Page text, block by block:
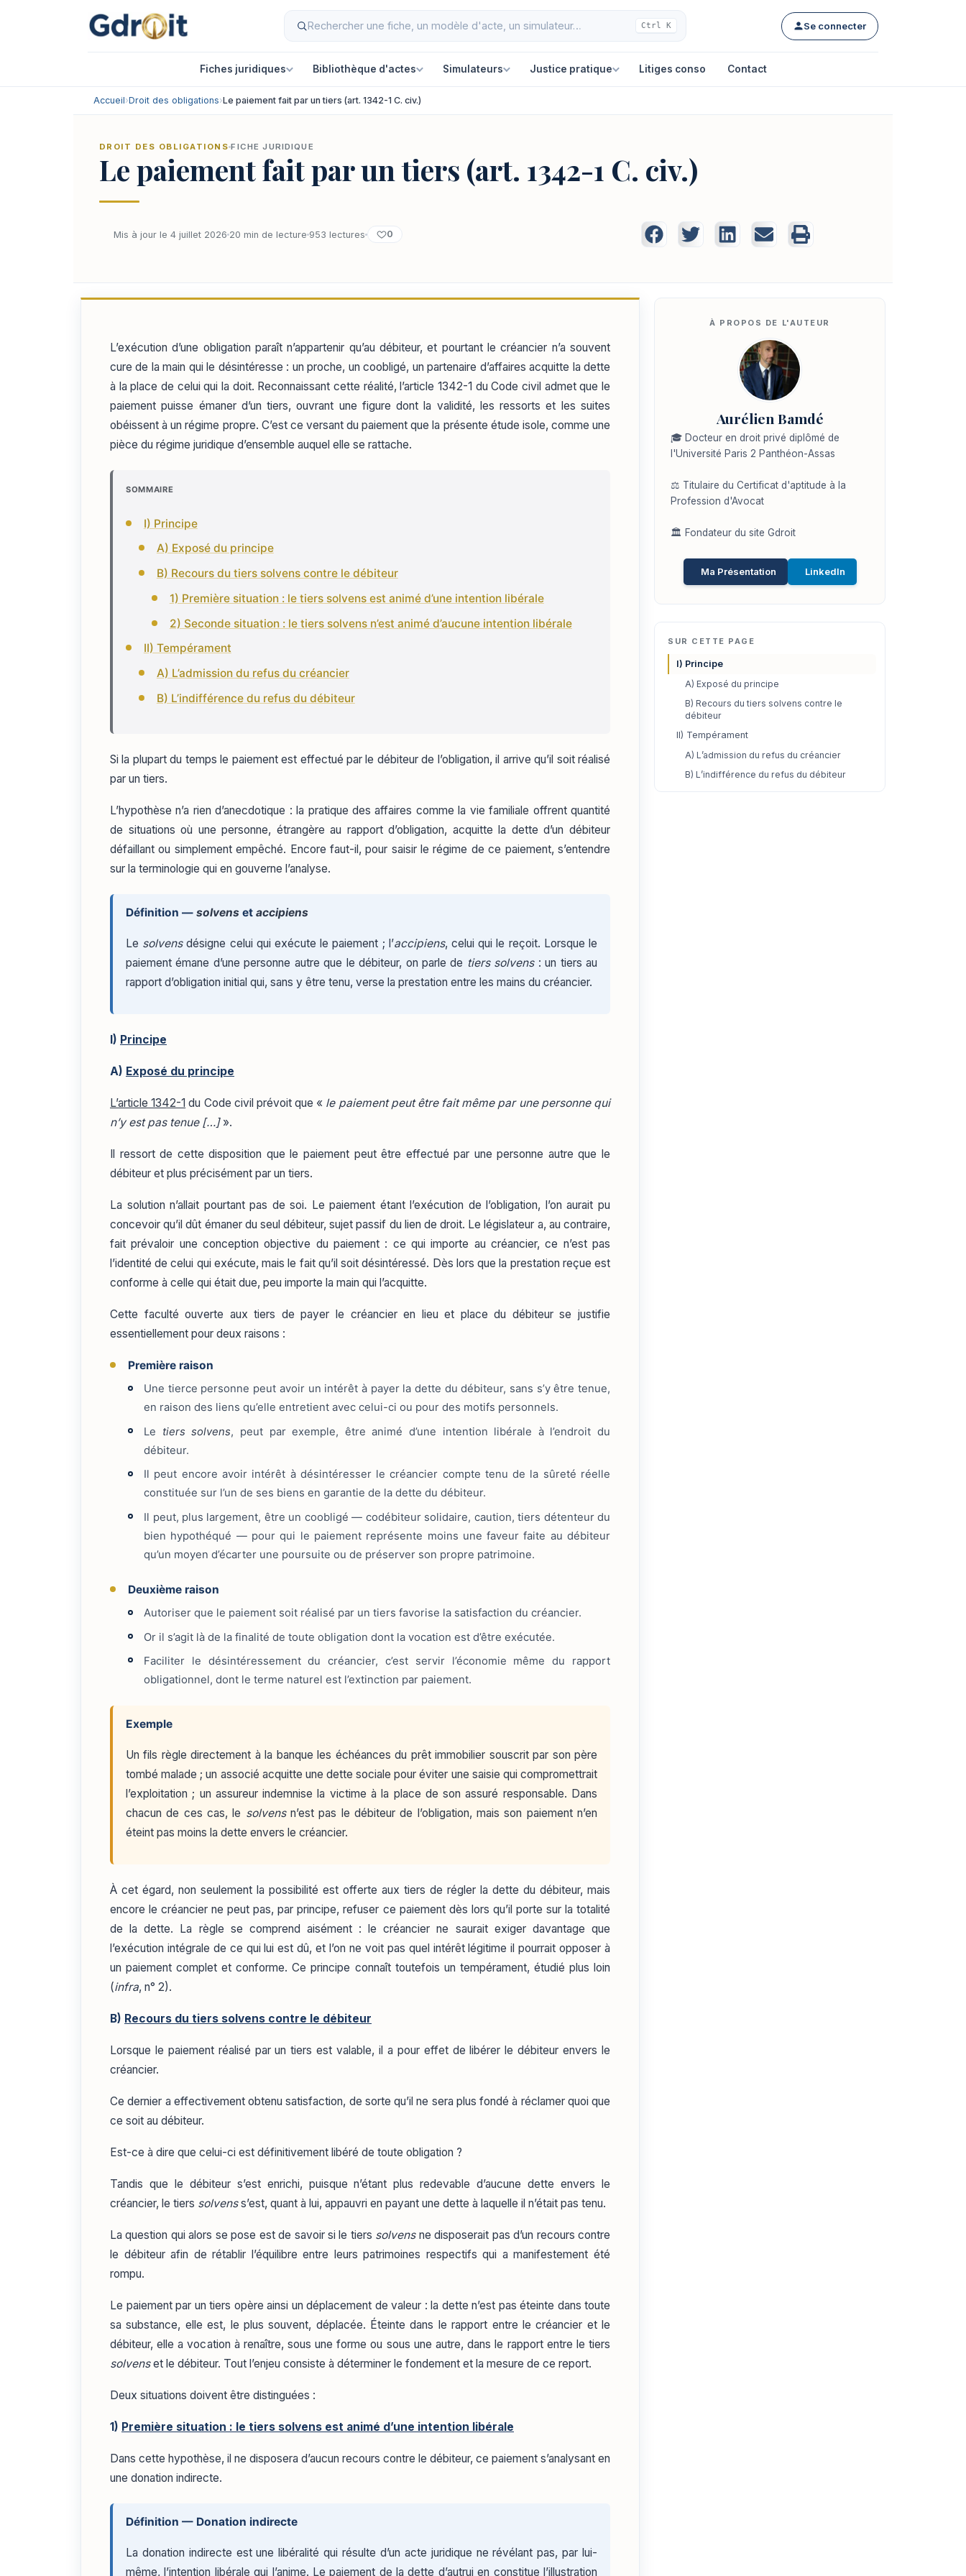
Ctrl K Se connecter
Fiches juridiques Bibliothèque d'actes Simulateurs Justice pratique Litiges conso Contact
Accueil›Droit des obligations›Le paiement fait par un tiers (art. 1342-1 C. civ.)
DROIT DES OBLIGATIONS FICHE JURIDIQUE
Le paiement fait par un tiers (art. 1342-1 C. civ.)
Mis à jour le 4 juillet 2026 20 min de lecture 953 lectures 0
L’exécution d’une obligation paraît n’appartenir qu’au débiteur, et pourtant le créancier n’a souvent
cure de la main qui le désintéresse : un proche, un coobligé, un partenaire d’affaires acquitte la dette
à la place de celui qui la doit. Reconnaissant cette réalité, l’article 1342-1 du Code civil admet que le
paiement puisse émaner d’un tiers, ouvrant une figure dont la validité, les ressorts et les suites
obéissent à un régime propre. C’est ce versant du paiement que la présente étude isole, comme une
pièce du régime juridique d’ensemble auquel elle se rattache.
SOMMAIRE
I) Principe
A) Exposé du principe
B) Recours du tiers solvens contre le débiteur
1) Première situation : le tiers solvens est animé d’une intention libérale
2) Seconde situation : le tiers solvens n’est animé d’aucune intention libérale
II) Tempérament
A) L’admission du refus du créancier
B) L’indifférence du refus du débiteur
Si la plupart du temps le paiement est effectué par le débiteur de l’obligation, il arrive qu’il soit réalisé
par un tiers.
L’hypothèse n’a rien d’anecdotique : la pratique des affaires comme la vie familiale offrent quantité
de situations où une personne, étrangère au rapport d’obligation, acquitte la dette d’un débiteur
défaillant ou simplement empêché. Encore faut-il, pour saisir le régime de ce paiement, s’entendre
sur la terminologie qui en gouverne l’analyse.
Définition — solvens et accipiens
Le solvensdésigne celui qui exécute le paiement ; l’accipiens, celui qui le reçoit. Lorsque le
paiement émane d’une personne autre que le débiteur, on parle de tiers solvens: un tiers au
rapport d’obligation initial qui, sans y être tenu, verse la prestation entre les mains du créancier.
I) Principe
A) Exposé du principe
L’article 1342-1 du Code civil prévoit que « le paiement peut être fait même par une personne qui
n’y est pas tenue […]».
Il ressort de cette disposition que le paiement peut être effectué par une personne autre que le
débiteur et plus précisément par un tiers.
La solution n’allait pourtant pas de soi. Le paiement étant l’exécution de l’obligation, l’on aurait pu
concevoir qu’il dût émaner du seul débiteur, sujet passif du lien de droit. Le législateur a, au contraire,
fait prévaloir une conception objective du paiement : ce qui importe au créancier, ce n’est pas
l’identité de celui qui exécute, mais le fait qu’il soit désintéressé. Dès lors que la prestation reçue est
conforme à celle qui était due, peu importe la main qui l’acquitte.
Cette faculté ouverte aux tiers de payer le créancier en lieu et place du débiteur se justifie
essentiellement pour deux raisons :
Première raison
Une tierce personne peut avoir un intérêt à payer la dette du débiteur, sans s’y être tenue,
en raison des liens qu’elle entretient avec celui-ci ou pour des motifs personnels.
Le tiers solvens, peut par exemple, être animé d’une intention libérale à l’endroit du
débiteur.
Il peut encore avoir intérêt à désintéresser le créancier compte tenu de la sûreté réelle
constituée sur l’un de ses biens en garantie de la dette du débiteur.
Il peut, plus largement, être un coobligé — codébiteur solidaire, caution, tiers détenteur du
bien hypothéqué — pour qui le paiement représente moins une faveur faite au débiteur
qu’un moyen d’écarter une poursuite ou de préserver son propre patrimoine.
Deuxième raison
Autoriser que le paiement soit réalisé par un tiers favorise la satisfaction du créancier.
Or il s’agit là de la finalité de toute obligation dont la vocation est d’être exécutée.
Faciliter le désintéressement du créancier, c’est servir l’économie même du rapport
obligationnel, dont le terme naturel est l’extinction par paiement.
Exemple
Un fils règle directement à la banque les échéances du prêt immobilier souscrit par son père
tombé malade ; un associé acquitte une dette sociale pour éviter une saisie qui compromettrait
l’exploitation ; un assureur indemnise la victime à la place de son assuré responsable. Dans
chacun de ces cas, le solvensn’est pas le débiteur de l’obligation, mais son paiement n’en
éteint pas moins la dette envers le créancier.
À cet égard, non seulement la possibilité est offerte aux tiers de régler la dette du débiteur, mais
encore le créancier ne peut pas, par principe, refuser ce paiement dès lors qu’il porte sur la totalité
de la dette. La règle se comprend aisément : le créancier ne saurait exiger davantage que
l’exécution intégrale de ce qui lui est dû, et l’on ne voit pas quel intérêt légitime il pourrait opposer à
un paiement complet et conforme. Ce principe connaît toutefois un tempérament, étudié plus loin
(infra, n° 2).
B) Recours du tiers solvens contre le débiteur
Lorsque le paiement réalisé par un tiers est valable, il a pour effet de libérer le débiteur envers le
créancier.
Ce dernier a effectivement obtenu satisfaction, de sorte qu’il ne sera plus fondé à réclamer quoi que
ce soit au débiteur.
Est-ce à dire que celui-ci est définitivement libéré de toute obligation ?
Tandis que le débiteur s’est enrichi, puisque n’étant plus redevable d’aucune dette envers le
créancier, le tiers solvenss’est, quant à lui, appauvri en payant une dette à laquelle il n’était pas tenu.
La question qui alors se pose est de savoir si le tiers solvensne disposerait pas d’un recours contre
le débiteur afin de rétablir l’équilibre entre leurs patrimoines respectifs qui a manifestement été
rompu.
Le paiement par un tiers opère ainsi un déplacement de valeur : la dette n’est pas éteinte dans toute
sa substance, elle est, le plus souvent, déplacée. Éteinte dans le rapport entre le créancier et le
débiteur, elle a vocation à renaître, sous une forme ou sous une autre, dans le rapport entre le tiers
solvenset le débiteur. Tout l’enjeu consiste à déterminer le fondement et la mesure de ce report.
Deux situations doivent être distinguées :
1) Première situation : le tiers solvens est animé d’une intention libérale
Dans cette hypothèse, il ne disposera d’aucun recours contre le débiteur, ce paiement s’analysant en
une donation indirecte.
Définition — Donation indirecte
La donation indirecte est une libéralité qui résulte d’un acte juridique ne révélant pas, par lui-
même, l’intention libérale qui l’anime. Le paiement de la dette d’autrui en constitue l’illustration
Aurélien Bamdé
🎓 Docteur en droit privé diplômé de
l'Université Paris 2 Panthéon-Assas
⚖️ Titulaire du Certificat d'aptitude à la
Profession d'Avocat
🏛️ Fondateur du site Gdroit
Ma Présentation LinkedIn
SUR CETTE PAGE
I) Principe
A) Exposé du principe
B) Recours du tiers solvens contre le
débiteur
II) Tempérament
A) L’admission du refus du créancier
B) L’indifférence du refus du débiteur